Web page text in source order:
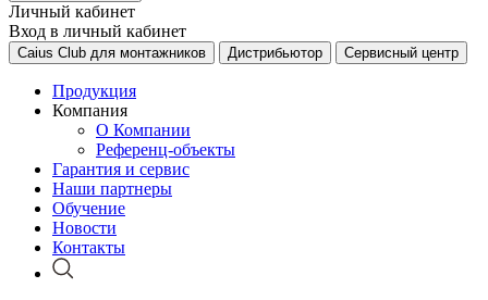
Личный кабинет
Вход в личный кабинет
Caius Club для монтажников Дистрибьютор Сервисный центр
Продукция
Компания
О Компании
Референц-объекты
Гарантия и сервис
Наши партнеры
Обучение
Новости
Контакты